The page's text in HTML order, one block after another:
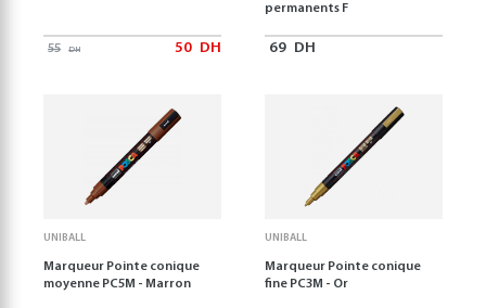
55 DH 50 DH
permanents F
69 DH
UNIBALL
Marqueur Pointe conique
moyenne PC5M - Marron
UNIBALL
Marqueur Pointe conique
fine PC3M - Or